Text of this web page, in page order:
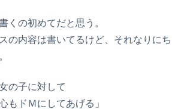
くの初めてだと思う。
の内容は書いてるけど、それなりにち
の子に対して
もドＭにしてあげる」